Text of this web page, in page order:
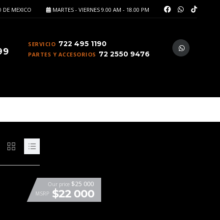
MARTES - VIERNES 9.00 AM - 18.00 PM
DE MEXICO
SERVICIO 722 495 1190
PARTES Y ACCESORIOS 72 2550 9476
Our price $25 000
MSRP $22 000